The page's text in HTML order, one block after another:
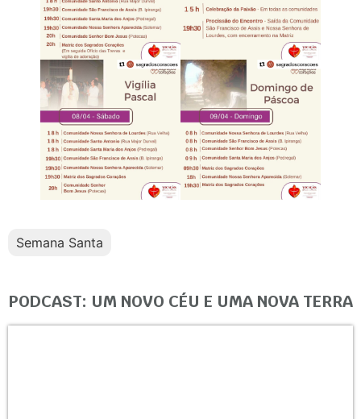
Semana Santa
PODCAST: UM NOVO CÉU E UMA NOVA TERRA